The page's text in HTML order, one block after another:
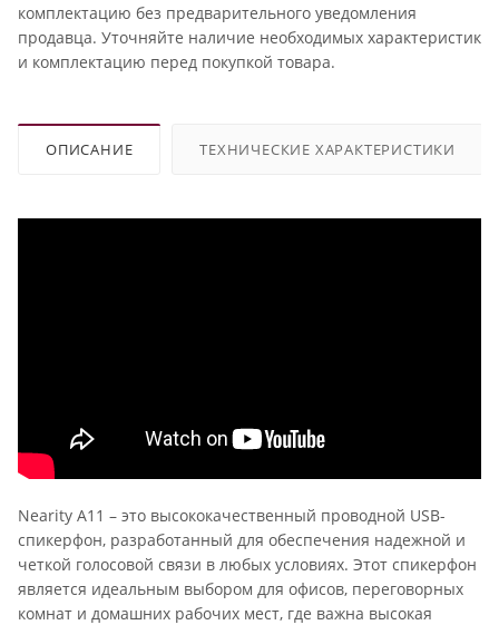
комплектацию без предварительного уведомления
продавца. Уточняйте наличие необходимых характеристик
и комплектацию перед покупкой товара.
ОПИСАНИЕ ТЕХНИЧЕСКИЕ ХАРАКТЕРИСТИКИ
Nearity A11 – это высококачественный проводной USB-
спикерфон, разработанный для обеспечения надежной и
четкой голосовой связи в любых условиях. Этот спикерфон
является идеальным выбором для офисов, переговорных
комнат и домашних рабочих мест, где важна высокая